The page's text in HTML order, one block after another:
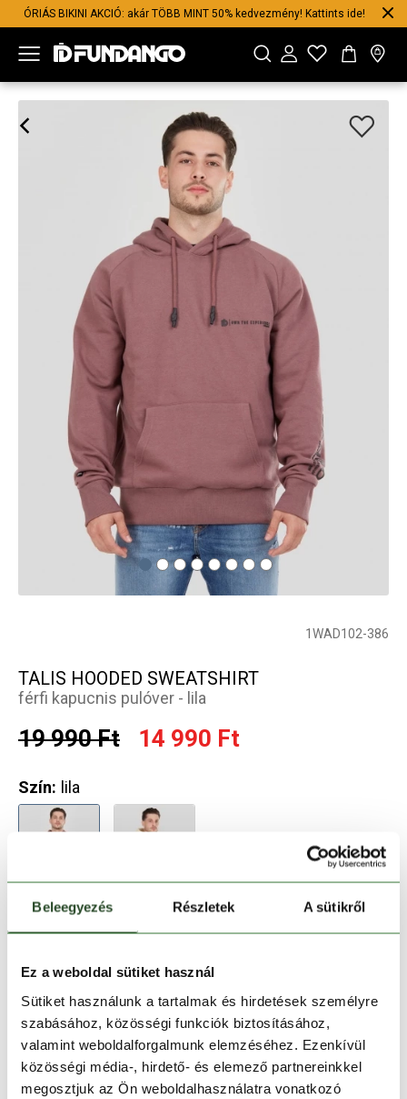
Beleegyezés Részletek A sütikről
Ez a weboldal sütiket használ
Sütiket használunk a tartalmak és hirdetések személyre
szabásához, közösségi funkciók biztosításához,
valamint weboldalforgalmunk elemzéséhez. Ezenkívül
közösségi média-, hirdető- és elemező partnereinkkel
megosztjuk az Ön weboldalhasználatra vonatkozó
ÓRIÁS BIKINI AKCIÓ: akár TÖBB MINT 50% kedvezmény! Kattints ide!
1WAD102-386
TALIS HOODED SWEATSHIRT
férfi kapucnis pulóver - lila
19 990 Ft 14 990 Ft
Szín: lila
XL XXL
Kosárba teszem
Melyik üzletben elérhető|Foglalás